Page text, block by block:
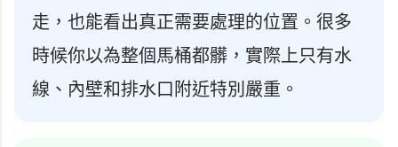
走，也能看出真正需要處理的位置。很多
時候你以為整個馬桶都髒，實際上只有水
線、內壁和排水口附近特別嚴重。